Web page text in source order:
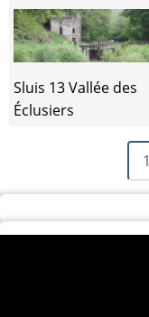
Sluis 13 Vallée des
Éclusiers
1